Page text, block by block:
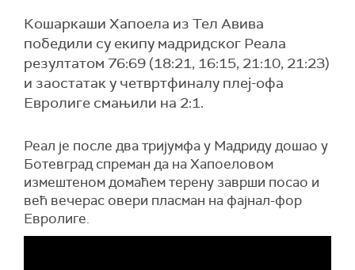
Кошаркаши Хапоела из Тел Авива
победили су екипу мадридског Реала
резултатом 76:69 (18:21, 16:15, 21:10, 21:23)
и заостатак у четвртфиналу плеј-офа
Евролиге смањили на 2:1.
Реал је после два тријумфа у Мадриду дошао у
Ботевград спреман да на Хапоеловом
измештеном домаћем терену заврши посао и
већ вечерас овери пласман на фајнал-фор
Евролиге.